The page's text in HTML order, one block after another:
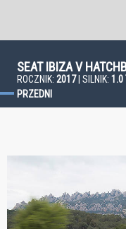
SEAT IBIZA V
ROCZNIK: 2017| SILNIK: 1.0
PRZEDNI